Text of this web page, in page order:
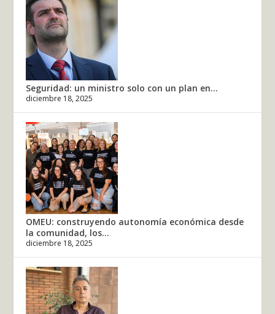
Seguridad: un ministro solo con un plan en...
diciembre 18, 2025
OMEU: construyendo autonomía económica desde
la comunidad, los...
diciembre 18, 2025